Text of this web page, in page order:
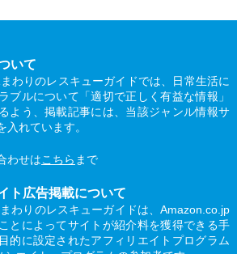
いて
わりのレスキューガイドでは、日常生活に
ブルについて「適切で正しく有益な情報」
よう、掲載記事には、当該ジャンル情報サ
入れています。
わせはこちら まで
ト広告掲載について
わりのレスキューガイドは、Amazon.co.jp
とによってサイトが紹介料を獲得できる手
的に設定されたアフィリエイトプログラム